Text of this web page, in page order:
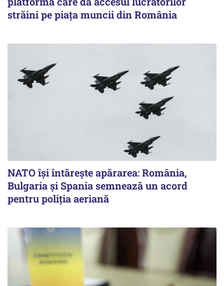
străini pe piața muncii din România
NATO își întărește apărarea: România,
Bulgaria și Spania semnează un acord
pentru poliția aeriană